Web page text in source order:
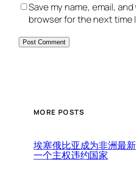
Save my name, email,
browser for the next time
MORE POSTS
埃塞俄比亚成为非洲最新
一个主权违约国家